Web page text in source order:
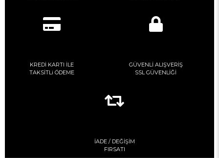
KREDİ KARTI İLE
TAKSİTLi ÖDEME
GÜVENLİ ALIŞVERİŞ
SSL GÜVENLİĞİ
İADE / DEĞİŞİM
FIRSATI